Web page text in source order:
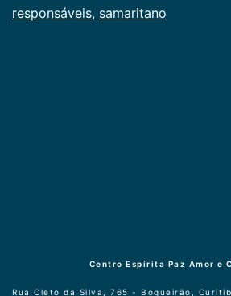
responsáveis, samaritano
Centro Espírita Paz Amor e
Rua Cleto da Silva, 765 - Boqueirão,